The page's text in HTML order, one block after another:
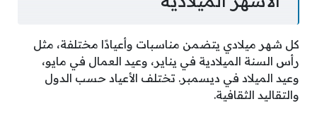
كل شهر ميلادي يتضمن مناسبات وأعيادًا مختلفة، مثل
رأس السنة الميلادية في يناير، وعيد العمال في مايو،
وعيد الميلاد في ديسمبر. تختلف الأعياد حسب الدول
والتقاليد الثقافية.